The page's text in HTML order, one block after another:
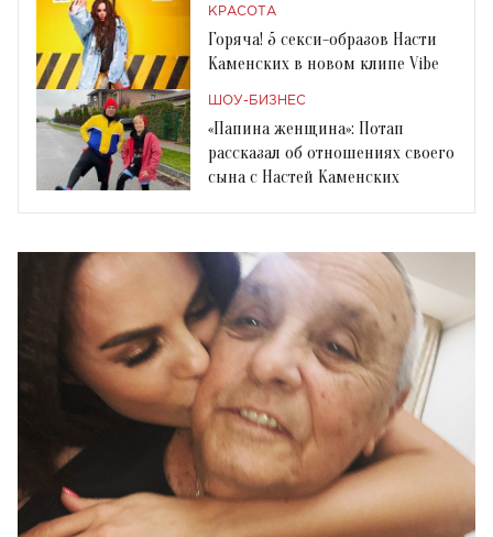
КРАСОТА
Горяча! 5 секси-образов Насти
Каменских в новом клипе Vibe
ШОУ-БИЗНЕС
«Папина женщина»: Потап
рассказал об отношениях своего
сына с Настей Каменских